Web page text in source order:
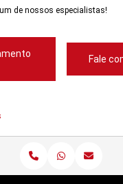
de nossos especialistas!
Fale